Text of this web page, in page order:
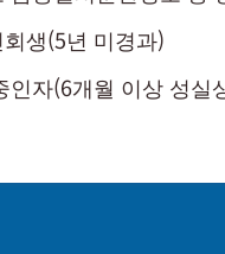
생(5년 미경과)
인자(6개월 이상 성실